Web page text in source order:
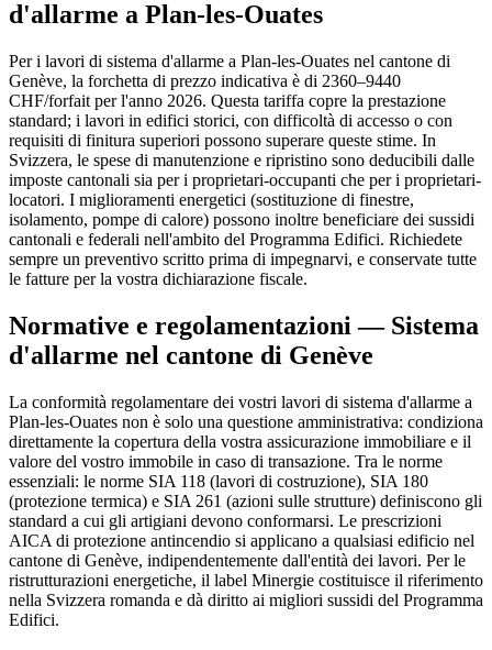
d'allarme a Plan-les-Ouates
Per i lavori di sistema d'allarme a Plan-les-Ouates nel cantone di
Genève, la forchetta di prezzo indicativa è di 2360–9440
CHF/forfait per l'anno 2026. Questa tariffa copre la prestazione
standard; i lavori in edifici storici, con difficoltà di accesso o con
requisiti di finitura superiori possono superare queste stime. In
Svizzera, le spese di manutenzione e ripristino sono deducibili dalle
imposte cantonali sia per i proprietari-occupanti che per i proprietari-
locatori. I miglioramenti energetici (sostituzione di finestre,
isolamento, pompe di calore) possono inoltre beneficiare dei sussidi
cantonali e federali nell'ambito del Programma Edifici. Richiedete
sempre un preventivo scritto prima di impegnarvi, e conservate tutte
le fatture per la vostra dichiarazione fiscale.
Normative e regolamentazioni — Sistema
d'allarme nel cantone di Genève
La conformità regolamentare dei vostri lavori di sistema d'allarme a
Plan-les-Ouates non è solo una questione amministrativa: condiziona
direttamente la copertura della vostra assicurazione immobiliare e il
valore del vostro immobile in caso di transazione. Tra le norme
essenziali: le norme SIA 118 (lavori di costruzione), SIA 180
(protezione termica) e SIA 261 (azioni sulle strutture) definiscono gli
standard a cui gli artigiani devono conformarsi. Le prescrizioni
AICA di protezione antincendio si applicano a qualsiasi edificio nel
cantone di Genève, indipendentemente dall'entità dei lavori. Per le
ristrutturazioni energetiche, il label Minergie costituisce il riferimento
nella Svizzera romanda e dà diritto ai migliori sussidi del Programma
Edifici.